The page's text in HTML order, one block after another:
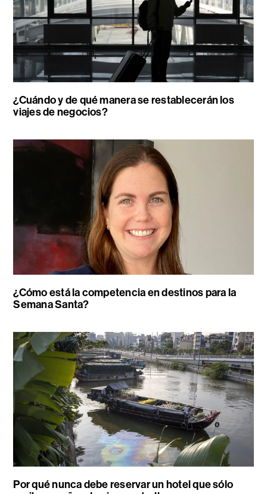
¿Cuándo y de qué manera se restablecerán los
viajes de negocios?
¿Cómo está la competencia en destinos para la
Semana Santa?
Por qué nunca debe reservar un hotel que sólo